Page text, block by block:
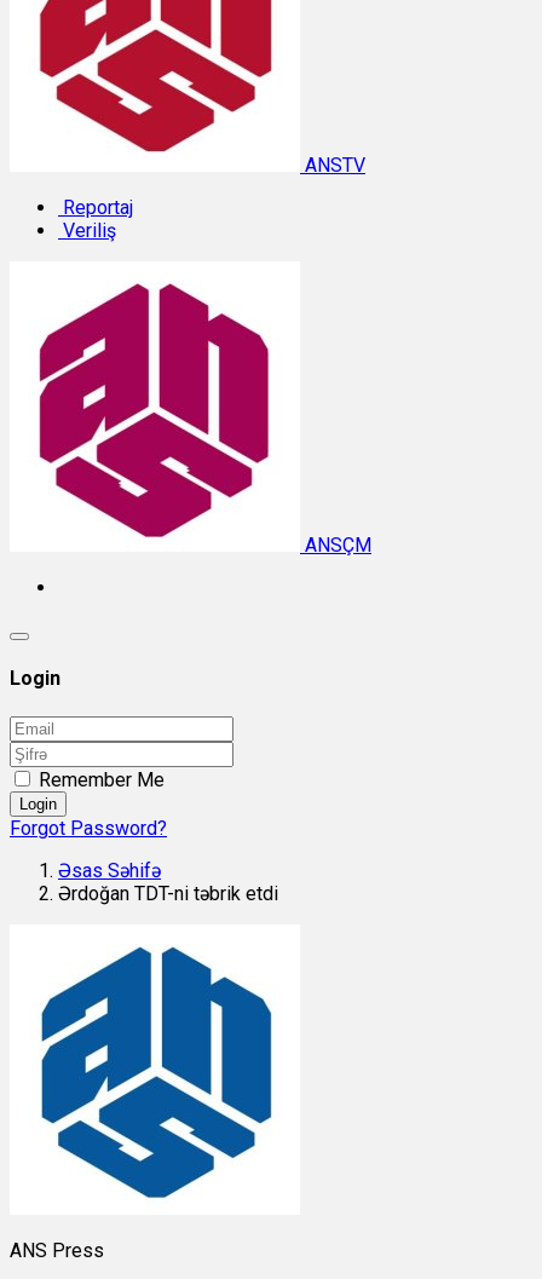
ANSTV
Reportaj
Veriliş
ANSÇM
Login
Remember Me
Login
Forgot Password?
Əsas Səhifə
Ərdoğan TDT-ni təbrik etdi
ANS Press